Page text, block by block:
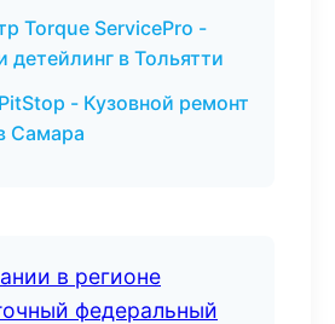
Torque ServicePro -
детейлинг в Тольятти
- Кузовной ремонт
Самара
в регионе
федеральный